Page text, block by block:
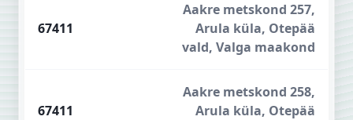
67411
Aakre metskond 257,
Arula küla, Otepää
vald, Valga maakond
67411
Aakre metskond 258,
Arula küla, Otepää